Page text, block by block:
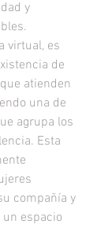
y
virtual, es
de
atienden
una de
agrupa los
Esta
compañía y
espacio